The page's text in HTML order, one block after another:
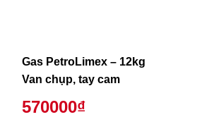
Gas PetroLimex – 12kg
Van chụp, tay cam
570000₫